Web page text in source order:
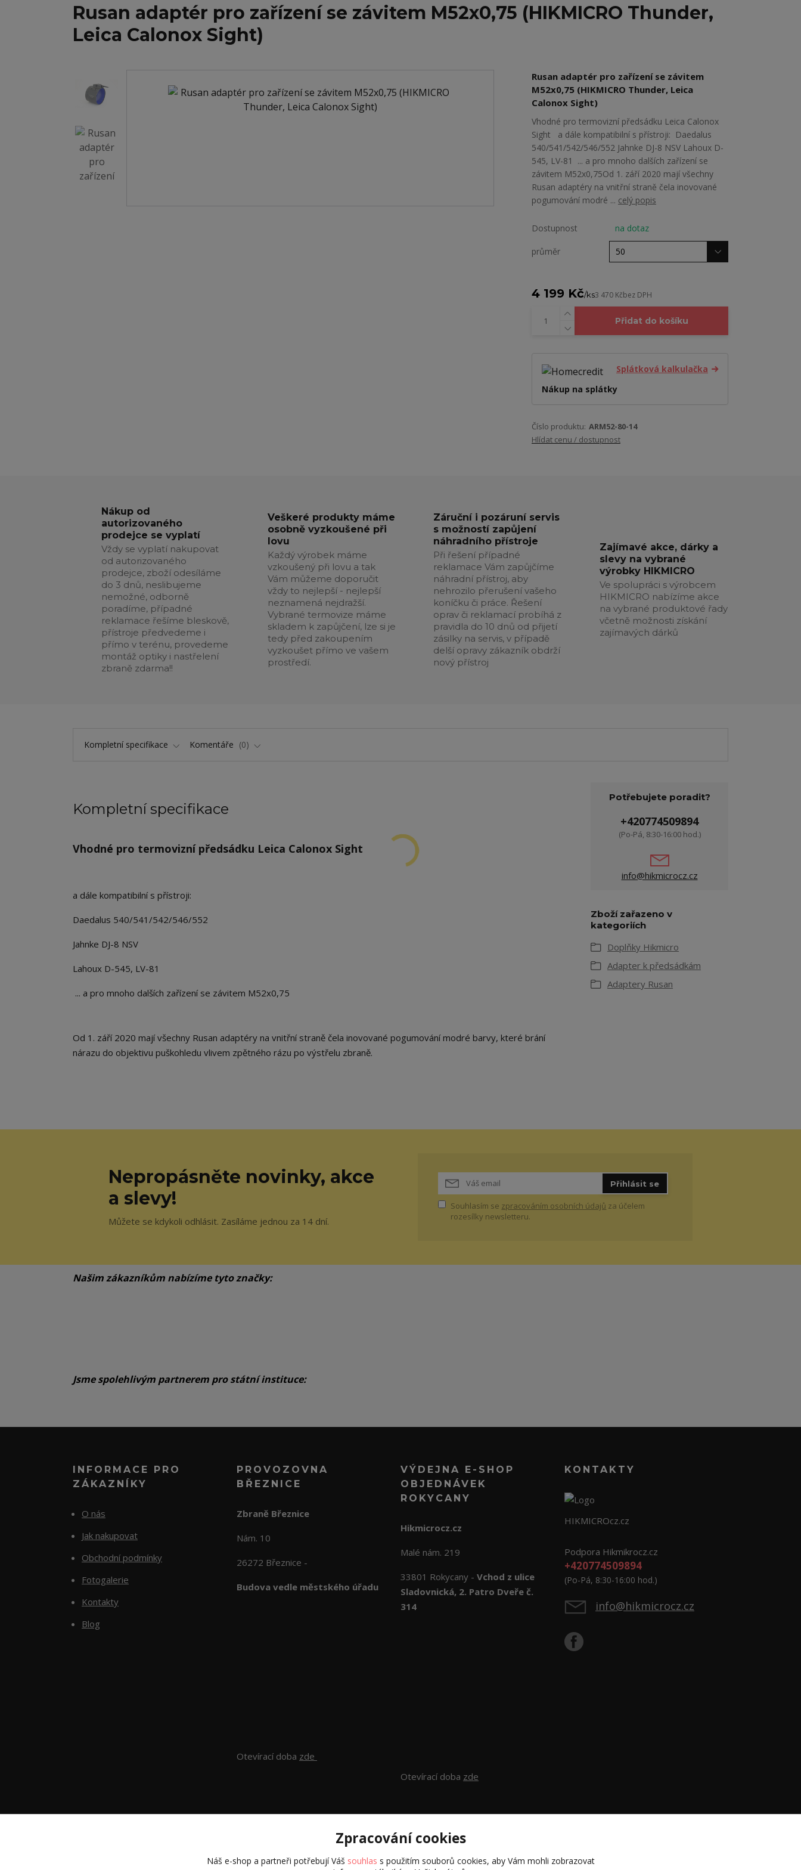
Rusan adaptér pro zařízení se závitem M52x0,75 (HIKMICRO Thunder,
Leica Calonox Sight)
Rusan adaptér pro zařízení se závitem
M52x0,75 (HIKMICRO Thunder, Leica
Calonox Sight)
Vhodné pro termovizní předsádku Leica Calonox
Sight a dále kompatibilní s přístroji: Daedalus
540/541/542/546/552 Jahnke DJ-8 NSV Lahoux D-
545, LV-81 ... a pro mnoho dalších zařízení se
závitem M52x0,75Od 1. září 2020 mají všechny
Rusan adaptéry na vnitřní straně čela inovované
pogumování modré ... celý popis
Dostupnost na dotaz
průměr
4 199 Kč/ks3 470 Kčbez DPH
Přidat do košíku
Splátková kalkulačka
Nákup na splátky
Číslo produktu: ARM52-80-14
Hlídat cenu / dostupnost
Nákup od
autorizovaného
prodejce se vyplatí
Vždy se vyplatí nakupovat
od autorizovaného
prodejce, zboží odesíláme
do 3 dnů, neslibujeme
nemožné, odborně
poradíme, případné
reklamace řešíme bleskově,
přístroje předvedeme i
přímo v terénu, provedeme
montáž optiky i nastřelení
zbraně zdarma!!
Veškeré produkty máme
osobně vyzkoušené při
lovu
Každý výrobek máme
vzkoušený při lovu a tak
Vám můžeme doporučit
vždy to nejlepší - nejlepší
neznamená nejdražší.
Vybrané termovize máme
skladem k zapůjčení, lze si je
tedy před zakoupením
vyzkoušet přímo ve vašem
prostředí.
Záruční i pozáruní servis
s možností zapůjení
náhradního přístroje
Při řešení případné
reklamace Vám zapůjčíme
náhradní přístroj, aby
nehrozilo přerušení vašeho
koníčku či práce. Řešení
oprav či reklamací probíhá z
pravidla do 10 dnů od přijetí
zásilky na servis, v případě
delší opravy zákazník obdrží
nový přístroj
Zajímavé akce, dárky a
slevy na vybrané
výrobky HIKMICRO
Ve spolupráci s výrobcem
HIKMICRO nabízíme akce
na vybrané produktové řady
včetně možnosti získání
zajímavých dárků
Kompletní specifikace Komentáře 0
Kompletní specifikace
Vhodné pro termovizní předsádku Leica Calonox Sight
a dále kompatibilní s přístroji:
Daedalus 540/541/542/546/552
Jahnke DJ-8 NSV
Lahoux D-545, LV-81
... a pro mnoho dalších zařízení se závitem M52x0,75
Od 1. září 2020 mají všechny Rusan adaptéry na vnitřní straně čela inovované pogumování modré barvy, které brání
nárazu do objektivu puškohledu vlivem zpětného rázu po výstřelu zbraně.
Potřebujete poradit?
+420774509894
(Po-Pá, 8:30-16:00 hod.)
info@hikmicrocz.cz
Zboží zařazeno v
kategoriích
Doplňky Hikmicro
Adapter k předsádkám
Adaptery Rusan
Nepropásněte novinky, akce
a slevy!
Můžete se kdykoli odhlásit. Zasíláme jednou za 14 dní.
Přihlásit se
Souhlasím se zpracováním osobních údajů za účelem
rozesílky newsletteru.
Našim zákazníkům nabízíme tyto značky:
Jsme spolehlivým partnerem pro státní instituce:
INFORMACE PRO
ZÁKAZNÍKY
O nás
Jak nakupovat
Obchodní podmínky
Fotogalerie
Kontakty
Blog
PROVOZOVNA
BŘEZNICE
Zbraně Březnice
Nám. 10
26272 Březnice -
Budova vedle městského úřadu
Otevírací doba zde
VÝDEJNA E-SHOP
OBJEDNÁVEK
ROKYCANY
Hikmicrocz.cz
Malé nám. 219
33801 Rokycany - Vchod z ulice
Sladovnická, 2. Patro Dveře č.
314
Otevírací doba zde
KONTAKTY
HIKMICROcz.cz
Podpora Hikmikrocz.cz
+420774509894
(Po-Pá, 8:30-16:00 hod.)
info@hikmicrocz.cz
Zpracování cookies
Náš e-shop a partneři potřebují Váš souhlas s použitím souborů cookies, aby Vám mohli zobrazovat